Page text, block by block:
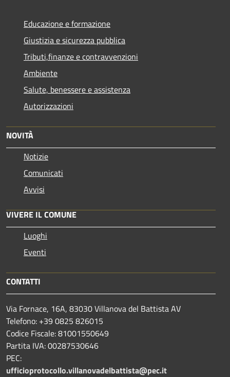
Educazione e formazione
Giustizia e sicurezza pubblica
Tributi,finanze e contravvenzioni
Ambiente
Salute, benessere e assistenza
Autorizzazioni
NOVITÀ
Notizie
Comunicati
Avvisi
VIVERE IL COMUNE
Luoghi
Eventi
CONTATTI
Via Fornace, 16A, 83030 Villanova del Battista AV
Telefono: +39 0825 826015
Codice Fiscale: 81001550649
Partita IVA: 00287530646
PEC:
ufficioprotocollo.villanovadelbattista@pec.it